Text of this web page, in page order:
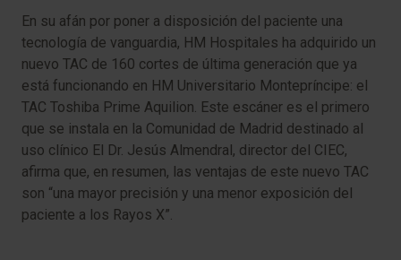
En su afán por poner a disposición del paciente una
tecnología de vanguardia, HM Hospitales ha adquirido un
nuevo TAC de 160 cortes de última generación que ya
está funcionando en HM Universitario Montepríncipe: el
TAC Toshiba Prime Aquilion. Este escáner es el primero
que se instala en la Comunidad de Madrid destinado al
uso clínico El Dr. Jesús Almendral, director del CIEC,
afirma que, en resumen, las ventajas de este nuevo TAC
son “una mayor precisión y una menor exposición del
paciente a los Rayos X”.